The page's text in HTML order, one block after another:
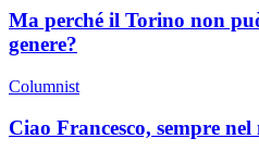
Ma perché il Torino non
genere?
Columnist
Ciao Francesco, sempre